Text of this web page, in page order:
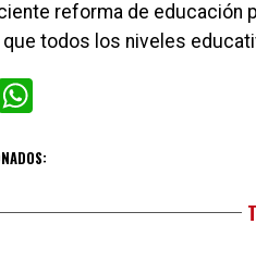
reforma de educación
todos los niveles